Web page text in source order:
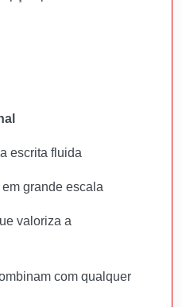
escrita fluida
grande escala
valoriza a
com qualquer